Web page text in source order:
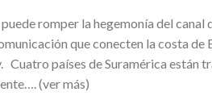
romper la hegemonía del
que conecten la costa
Cuatro países de Suramérica están
(ver más)